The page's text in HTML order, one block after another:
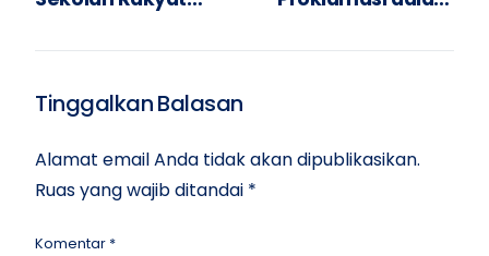
Dasar Sekarang?
Indonesia
Tinggalkan Balasan
Alamat email Anda tidak akan dipublikasikan.
Ruas yang wajib ditandai *
Komentar *